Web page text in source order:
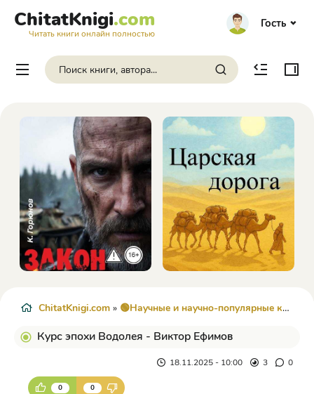
ChitatKnigi.com
Читать книги онлайн полностью
Гость
ChitatKnigi.com » 🟢Научные и научно-популярные книги
Курс эпохи Водолея - Виктор Ефимов
18.11.2025 - 10:00 3 0
0 0